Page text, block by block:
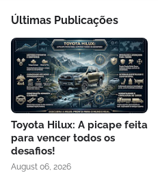
Últimas Publicações
Toyota Hilux: A picape feita
para vencer todos os
desafios!
August 06, 2026